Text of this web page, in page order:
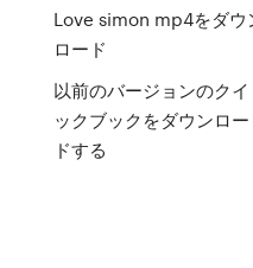
Love simon mp4をダウ
ロード
以前のバージョンのクイ
ックブックをダウンロー
ドする